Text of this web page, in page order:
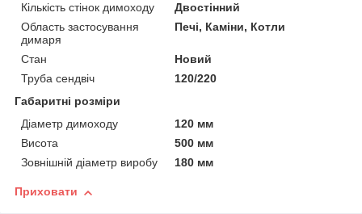
Кількість стінок димоходу
Двостінний
Область застосування
димаря
Печі, Каміни, Котли
Стан
Новий
Труба сендвіч
120/220
Габаритні розміри
Діаметр димоходу
120 мм
Висота
500 мм
Зовнішній діаметр виробу
180 мм
Приховати